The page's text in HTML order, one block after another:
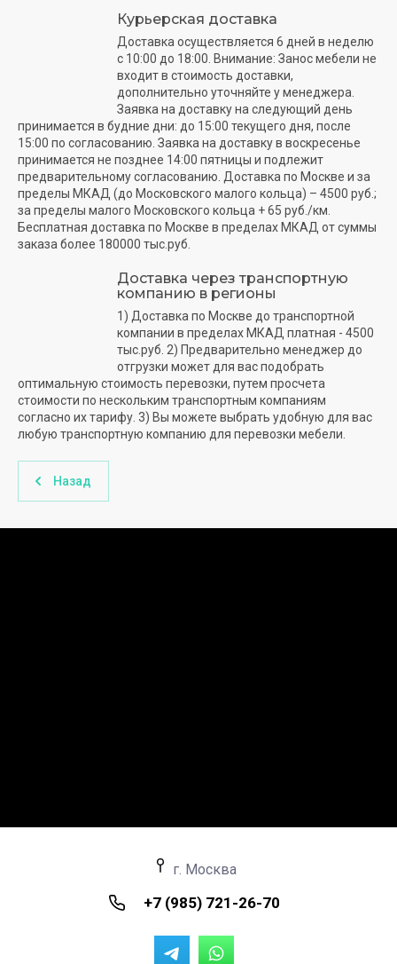
Курьерская доставка
Доставка осуществляется 6 дней в неделю
с 10:00 до 18:00. Внимание: Занос мебели не
входит в стоимость доставки,
дополнительно уточняйте у менеджера.
Заявка на доставку на следующий день
принимается в будние дни: до 15:00 текущего дня, после
15:00 по согласованию. Заявка на доставку в воскресенье
принимается не позднее 14:00 пятницы и подлежит
предварительному согласованию. Доставка по Москве и за
пределы МКАД (до Московского малого кольца) – 4500 руб.;
за пределы малого Московского кольца + 65 руб./км.
Бесплатная доставка по Москве в пределах МКАД от суммы
заказа более 180000 тыс.руб.
Доставка через транспортную
компанию в регионы
1) Доставка по Москве до транспортной
компании в пределах МКАД платная - 4500
тыс.руб. 2) Предварительно менеджер до
отгрузки может для вас подобрать
оптимальную стоимость перевозки, путем просчета
стоимости по нескольким транспортным компаниям
согласно их тарифу. 3) Вы можете выбрать удобную для вас
любую транспортную компанию для перевозки мебели.
Назад
г. Москва
+7 (985) 721-26-70